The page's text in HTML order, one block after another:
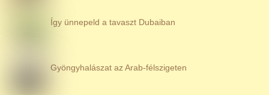
Így ünnepeld a tavaszt Dubaiban
Gyöngyhalászat az Arab-félszigeten